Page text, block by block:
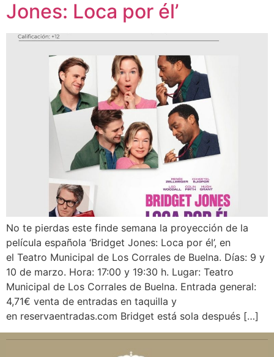
Jones: Loca por él’
No te pierdas este finde semana la proyección de la
película española ‘Bridget Jones: Loca por él’, en
el Teatro Municipal de Los Corrales de Buelna. Días: 9 y
10 de marzo. Hora: 17:00 y 19:30 h. Lugar: Teatro
Municipal de Los Corrales de Buelna. Entrada general:
4,71€ venta de entradas en taquilla y
en reservaentradas.com Bridget está sola después […]